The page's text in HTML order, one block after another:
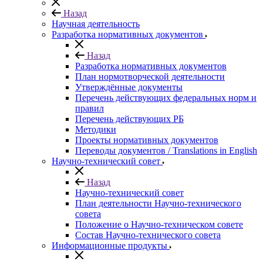
Назад
Научная деятельность
Разработка нормативных документов
Назад
Разработка нормативных документов
План нормотворческой деятельности
Утверждённые документы
Перечень действующих федеральных норм и
правил
Перечень действующих РБ
Методики
Проекты нормативных документов
Переводы документов / Translations in English
Научно-технический совет
Назад
Научно-технический совет
План деятельности Научно-технического
совета
Положение о Научно-техническом совете
Состав Научно-технического совета
Информационные продукты